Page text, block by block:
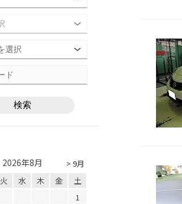
> 9月
2026年8月
火 水 木 金
土
1